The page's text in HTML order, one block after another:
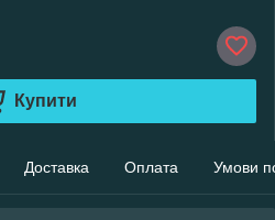
Купити
Доставка Оплата Умови